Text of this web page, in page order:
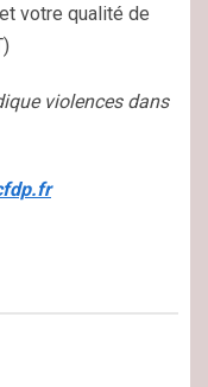
votre qualité de
violences dans